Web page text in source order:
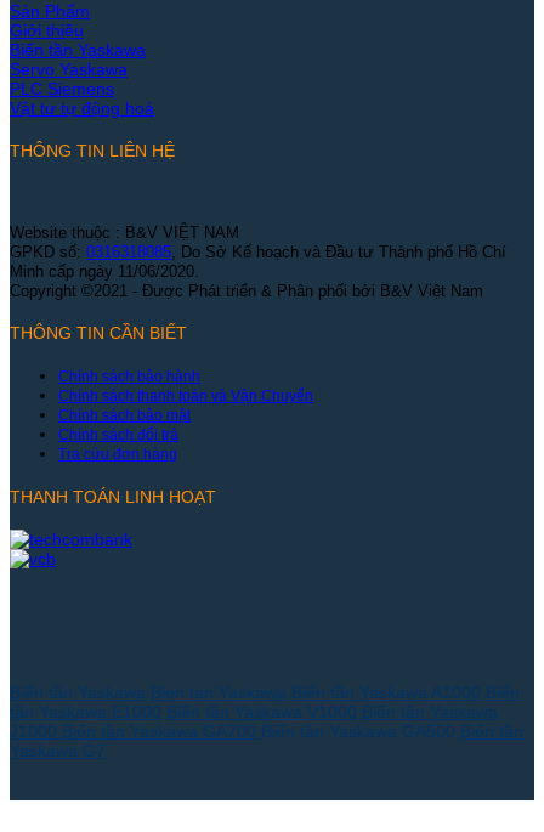
Sản Phẩm
Giới thiệu
Biến tần Yaskawa
Servo Yaskawa
PLC Siemens
Vật tư tự động hoá
THÔNG TIN LIÊN HỆ
Website thuộc : B&V VIỆT NAM
GPKD số: 0316318085, Do Sở Kế hoạch và Đầu tư Thành phố Hồ Chí
Minh cấp ngày 11/06/2020.
Copyright ©2021 - Được Phát triển & Phân phối bởi B&V Việt Nam
THÔNG TIN CẦN BIẾT
Chính sách bảo hành
Chính sách thanh toán và Vận Chuyển
Chính sách bảo mật
Chính sách đổi trả
Tra cứu đơn hàng
THANH TOÁN LINH HOẠT
Biến tần Yaskawa Bien tan Yaskawa Biến tần Yaskawa A1000 Biến
tần Yaskawa E1000 Biến tần Yaskawa V1000 Biến tần Yaskawa
J1000 Biến tần Yaskawa GA700 Biến tần Yaskawa GA500 Biến tần
Yaskawa G7